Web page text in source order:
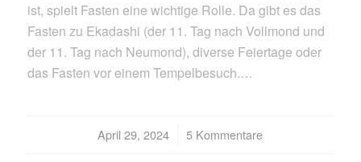
ist, spielt Fasten eine wichtige Rolle. Da gibt es das
Fasten zu Ekadashi (der 11. Tag nach Vollmond und
der 11. Tag nach Neumond), diverse Feiertage oder
das Fasten vor einem Tempelbesuch.…
April 29, 2024
/ 5 Kommentare